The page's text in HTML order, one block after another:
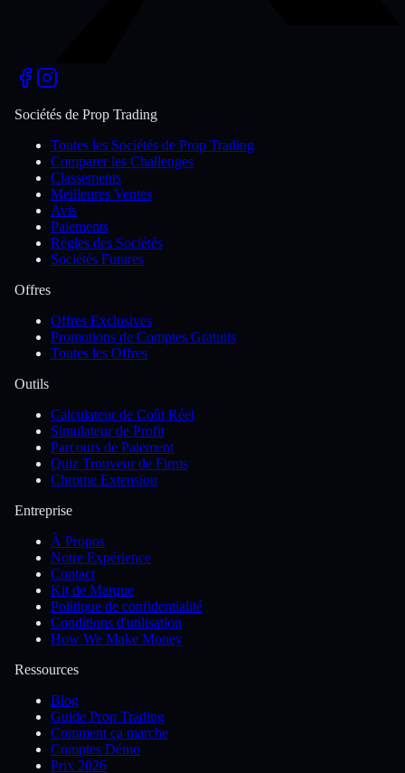
Sociétés de Prop Trading
Toutes les Sociétés de Prop Trading
Comparer les Challenges
Classements
Meilleures Ventes
Avis
Paiements
Règles des Sociétés
Sociétés Futures
Offres
Offres Exclusives
Promotions de Comptes Gratuits
Toutes les Offres
Outils
Calculateur de Coût Réel
Simulateur de Profit
Parcours de Paiement
Quiz Trouveur de Firms
Chrome Extension
Entreprise
À Propos
Notre Expérience
Contact
Kit de Marque
Politique de confidentialité
Conditions d'utilisation
How We Make Money
Ressources
Blog
Guide Prop Trading
Comment ça marche
Comptes Démo
Prix 2026